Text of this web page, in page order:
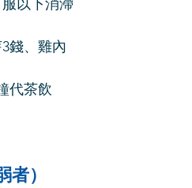
以下消滯
錢、雞內
代茶飲
）